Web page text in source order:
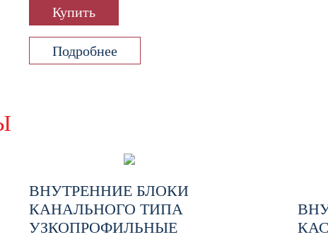
Купить
Подробнее
ВНУТРЕННИЕ БЛОКИ
КАНАЛЬНОГО ТИПА
УЗКОПРОФИЛЬНЫЕ